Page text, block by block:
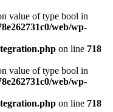
value of type bool in
web/wp-
on line 718
value of type bool in
web/wp-
on line 718